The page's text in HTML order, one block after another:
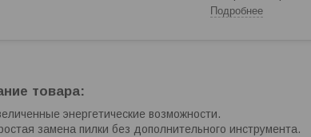
Подробнее
товара:
энергетические возможности.
замена пилки без дополнительного инструмента.